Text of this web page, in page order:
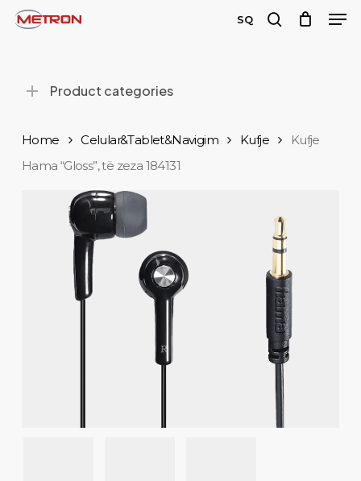
Skip
content
SQ
Product categories
Home Celular&Tablet&Navigim Kufje
Kufje
Hama “Gloss”, të zeza 184131